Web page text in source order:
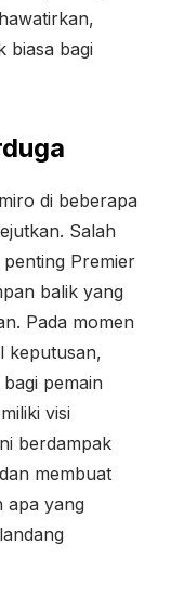
biasa bagi
di beberapa
Salah
Premier
balik yang
Pada momen
keputusan,
pemain
visi
berdampak
membuat
apa yang